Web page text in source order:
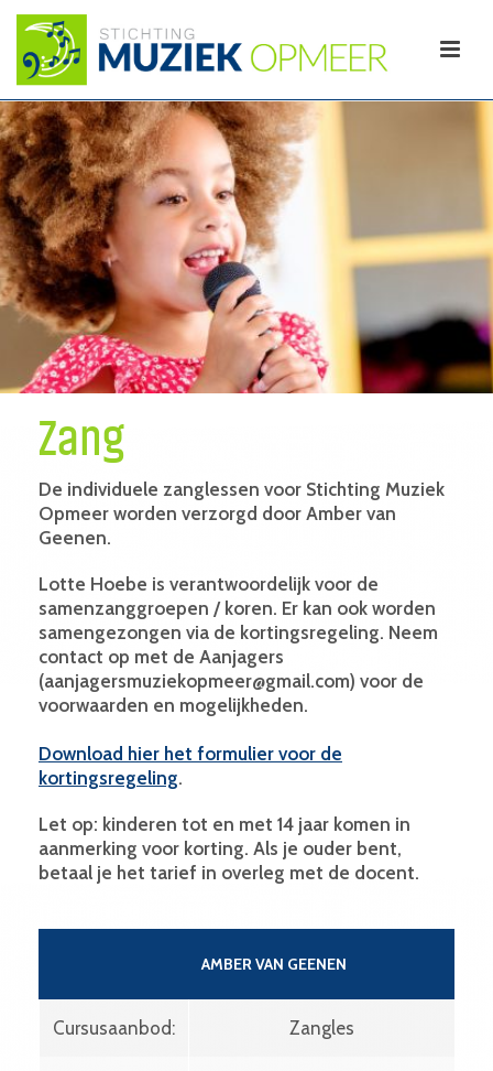
Zang
De individuele zanglessen voor Stichting Muziek
Opmeer worden verzorgd door Amber van
Geenen.
Lotte Hoebe is verantwoordelijk voor de
samenzanggroepen / koren. Er kan ook worden
samengezongen via de kortingsregeling. Neem
contact op met de Aanjagers
(aanjagersmuziekopmeer@gmail.com) voor de
voorwaarden en mogelijkheden.
Download hier het formulier voor de
kortingsregeling.
Let op: kinderen tot en met 14 jaar komen in
aanmerking voor korting. Als je ouder bent,
betaal je het tarief in overleg met de docent.
AMBER VAN GEENEN
Cursusaanbod: Zangles